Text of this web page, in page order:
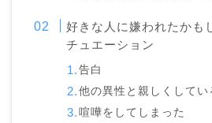
好きな人に嫌われたかも
チュエーション
告白
他の異性と親しくしてい
喧嘩をしてしまった